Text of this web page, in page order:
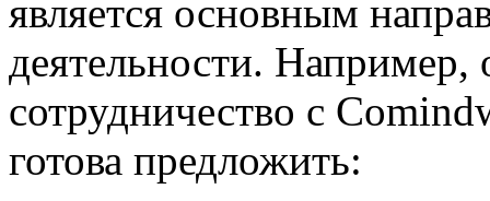
является основным
деятельности.
сотрудничество с
готова предложить: